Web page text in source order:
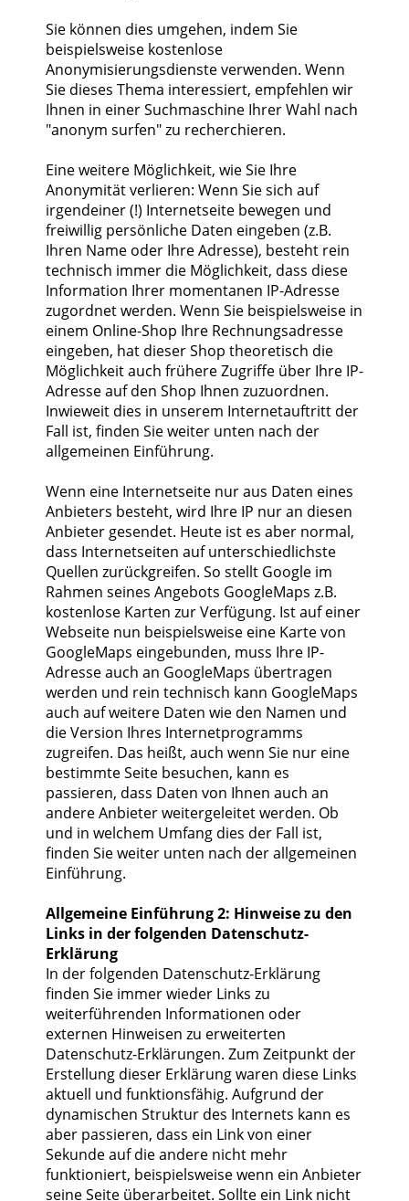
Sie können dies umgehen, indem Sie
beispielsweise kostenlose
Anonymisierungsdienste verwenden. Wenn
Sie dieses Thema interessiert, empfehlen wir
Ihnen in einer Suchmaschine Ihrer Wahl nach
"anonym surfen" zu recherchieren.
Eine weitere Möglichkeit, wie Sie Ihre
Anonymität verlieren: Wenn Sie sich auf
irgendeiner (!) Internetseite bewegen und
freiwillig persönliche Daten eingeben (z.B.
Ihren Name oder Ihre Adresse), besteht rein
technisch immer die Möglichkeit, dass diese
Information Ihrer momentanen IP-Adresse
zugordnet werden. Wenn Sie beispielsweise in
einem Online-Shop Ihre Rechnungsadresse
eingeben, hat dieser Shop theoretisch die
Möglichkeit auch frühere Zugriffe über Ihre IP-
Adresse auf den Shop Ihnen zuzuordnen.
Inwieweit dies in unserem Internetauftritt der
Fall ist, finden Sie weiter unten nach der
allgemeinen Einführung.
Wenn eine Internetseite nur aus Daten eines
Anbieters besteht, wird Ihre IP nur an diesen
Anbieter gesendet. Heute ist es aber normal,
dass Internetseiten auf unterschiedlichste
Quellen zurückgreifen. So stellt Google im
Rahmen seines Angebots GoogleMaps z.B.
kostenlose Karten zur Verfügung. Ist auf einer
Webseite nun beispielsweise eine Karte von
GoogleMaps eingebunden, muss Ihre IP-
Adresse auch an GoogleMaps übertragen
werden und rein technisch kann GoogleMaps
auch auf weitere Daten wie den Namen und
die Version Ihres Internetprogramms
zugreifen. Das heißt, auch wenn Sie nur eine
bestimmte Seite besuchen, kann es
passieren, dass Daten von Ihnen auch an
andere Anbieter weitergeleitet werden. Ob
und in welchem Umfang dies der Fall ist,
finden Sie weiter unten nach der allgemeinen
Einführung.
Allgemeine Einführung 2: Hinweise zu den
Links in der folgenden Datenschutz-
Erklärung
In der folgenden Datenschutz-Erklärung
finden Sie immer wieder Links zu
weiterführenden Informationen oder
externen Hinweisen zu erweiterten
Datenschutz-Erklärungen. Zum Zeitpunkt der
Erstellung dieser Erklärung waren diese Links
aktuell und funktionsfähig. Aufgrund der
dynamischen Struktur des Internets kann es
aber passieren, dass ein Link von einer
Sekunde auf die andere nicht mehr
funktioniert, beispielsweise wenn ein Anbieter
seine Seite überarbeitet. Sollte ein Link nicht